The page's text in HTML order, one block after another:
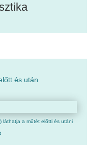
és után
láthatja a műtét előtti és utáni